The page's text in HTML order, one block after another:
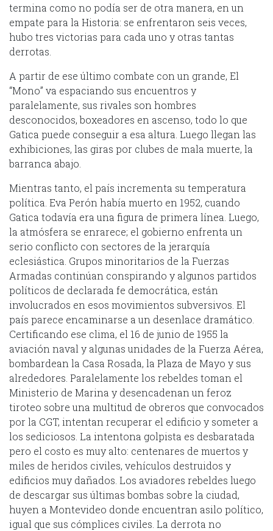
termina como no podía ser de otra manera, en un
empate para la Historia: se enfrentaron seis veces,
hubo tres victorias para cada uno y otras tantas
derrotas.
A partir de ese último combate con un grande, El
“Mono” va espaciando sus encuentros y
paralelamente, sus rivales son hombres
desconocidos, boxeadores en ascenso, todo lo que
Gatica puede conseguir a esa altura. Luego llegan las
exhibiciones, las giras por clubes de mala muerte, la
barranca abajo.
Mientras tanto, el país incrementa su temperatura
política. Eva Perón había muerto en 1952, cuando
Gatica todavía era una figura de primera línea. Luego,
la atmósfera se enrarece; el gobierno enfrenta un
serio conflicto con sectores de la jerarquía
eclesiástica. Grupos minoritarios de la Fuerzas
Armadas continúan conspirando y algunos partidos
políticos de declarada fe democrática, están
involucrados en esos movimientos subversivos. El
país parece encaminarse a un desenlace dramático.
Certificando ese clima, el 16 de junio de 1955 la
aviación naval y algunas unidades de la Fuerza Aérea,
bombardean la Casa Rosada, la Plaza de Mayo y sus
alrededores. Paralelamente los rebeldes toman el
Ministerio de Marina y desencadenan un feroz
tiroteo sobre una multitud de obreros que convocados
por la CGT, intentan recuperar el edificio y someter a
los sediciosos. La intentona golpista es desbaratada
pero el costo es muy alto: centenares de muertos y
miles de heridos civiles, vehículos destruidos y
edificios muy dañados. Los aviadores rebeldes luego
de descargar sus últimas bombas sobre la ciudad,
huyen a Montevideo donde encuentran asilo político,
igual que sus cómplices civiles. La derrota no